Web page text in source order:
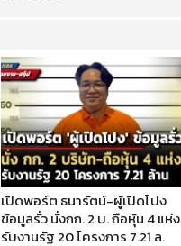
เปิดพอร์ต ธนารัตน์-ผู้เปิดโปง
ข้อมูลรั่ว นั่งกก. 2 บ. ถือหุ้น 4 แห่ง
รับงานรัฐ 20 โครงการ 7.21 ล.